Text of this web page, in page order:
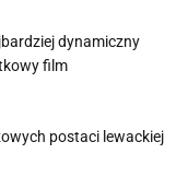
dynamiczny
film
postaci lewackiej